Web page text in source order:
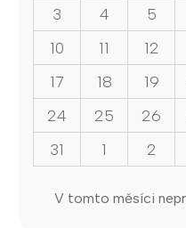
3
4 5
10
11 12
17
18 19
24
25 26
31
1 2
V tomto měsíci